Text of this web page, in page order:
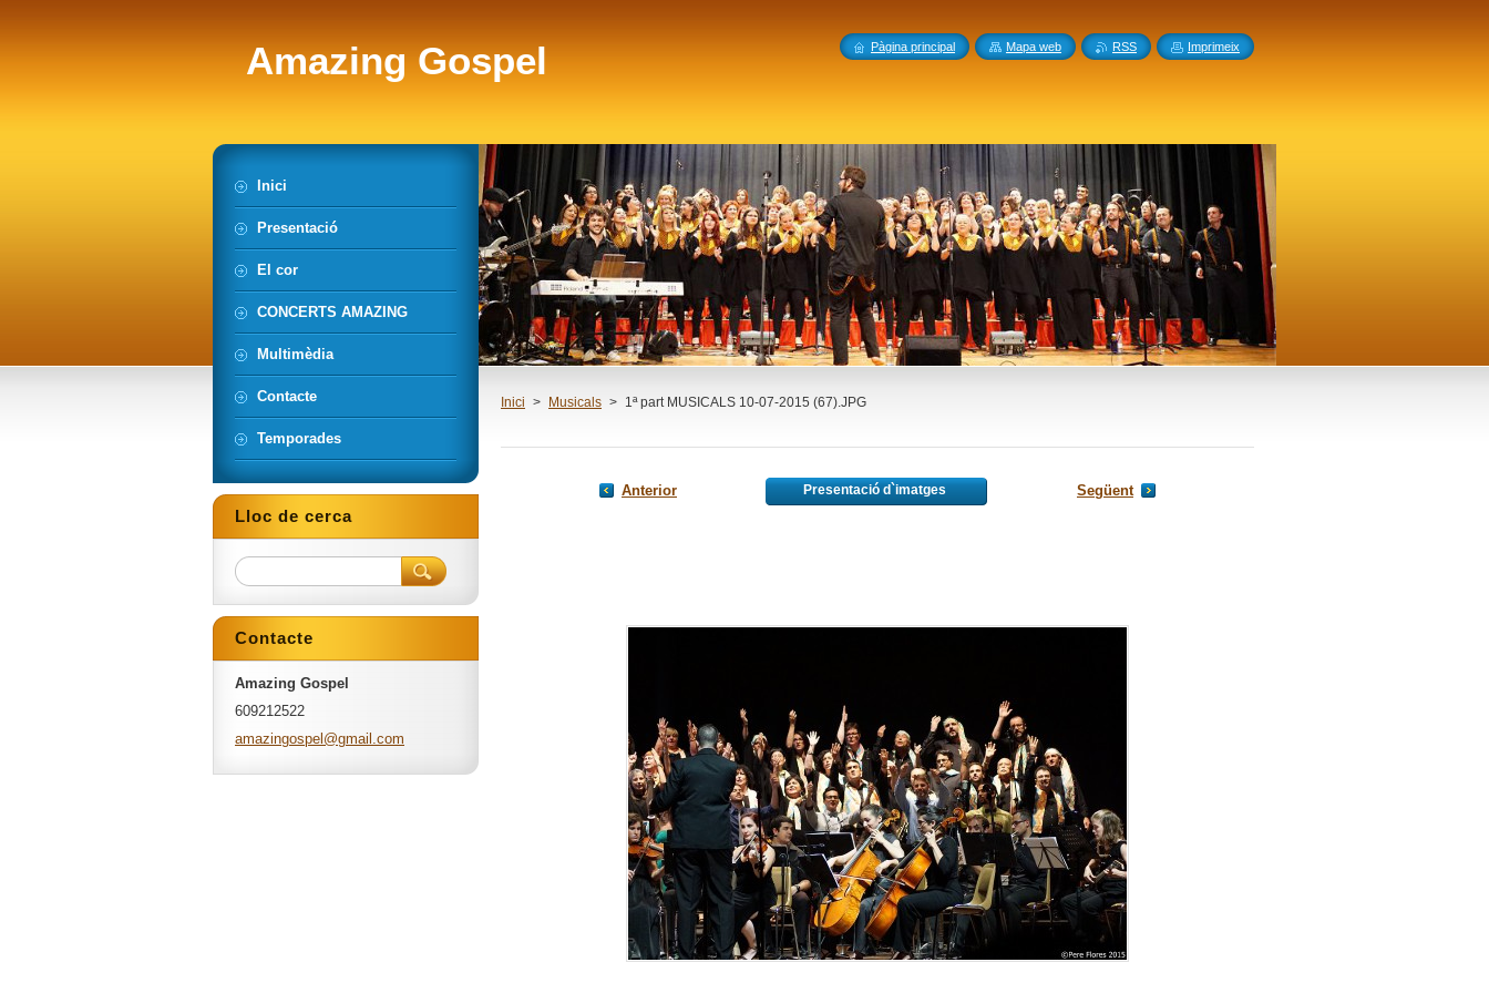
Amazing Gospel
Inici > Musicals > 1ª part MUSICALS 10-07-2015 (67).JPG
Anterior Presentació d`imatges Següent
Inici
Presentació
El cor
CONCERTS AMAZING
Multimèdia
Contacte
Temporades
Lloc de cerca
Contacte
Amazing Gospel
609212522
amazingospel@gmail.com
Pàgina principal Mapa web RSS Imprimeix